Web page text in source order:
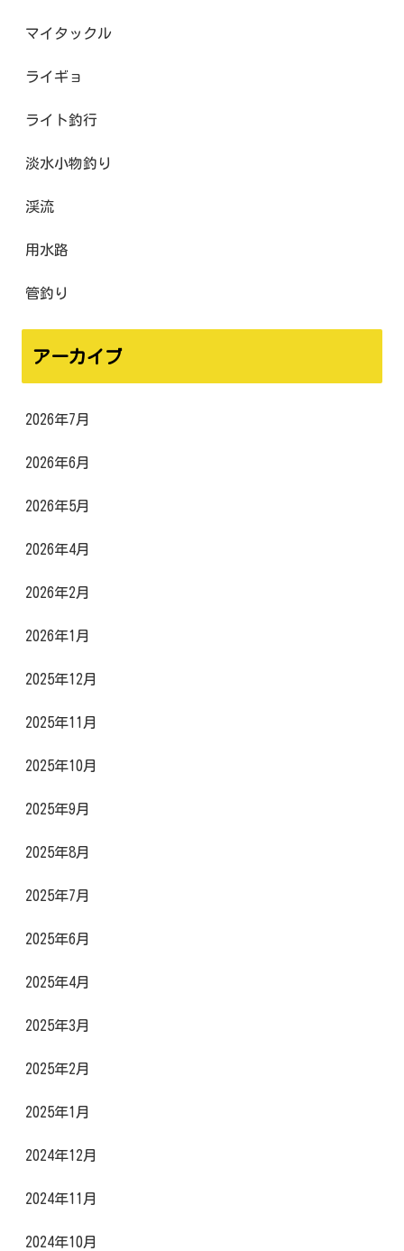
マイタックル
ライギョ
ライト釣行
淡水小物釣り
渓流
用水路
管釣り
アーカイブ
2026年7月
2026年6月
2026年5月
2026年4月
2026年2月
2026年1月
2025年12月
2025年11月
2025年10月
2025年9月
2025年8月
2025年7月
2025年6月
2025年4月
2025年3月
2025年2月
2025年1月
2024年12月
2024年11月
2024年10月